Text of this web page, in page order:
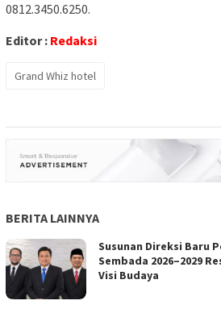
0812.3450.6250.
Editor : Redaksi
Grand Whiz hotel
BERITA LAINNYA
Susunan Direksi Baru
Sembada 2026–2029
Visi Budaya